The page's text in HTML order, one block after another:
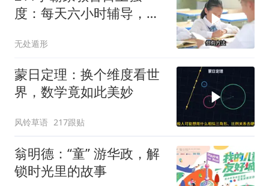
度：每天六小时辅导，提
无处遁形
蒙日定理：换个维度看世
界，数学竟如此美妙
风铃草语 217跟贴
翁明德：“童” 游华政，解
锁时光里的故事